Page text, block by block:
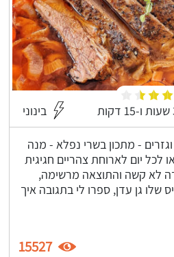
בינוני
- מתכון בשרי נפלא - מנה
לכל יום לארוחת צהריים חגיגית
לא קשה והתוצאה מרשימה,
שלו גן עדן, ספרו לי בתגובה איך
15527